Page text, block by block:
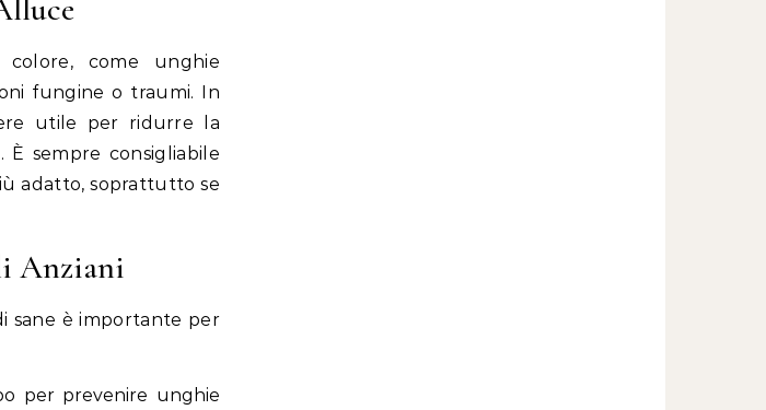
colore, come unghie
fungine o traumi. In
utile per ridurre la
sempre consigliabile
adatto, soprattutto se
Anziani
sane è importante per
per prevenire unghie